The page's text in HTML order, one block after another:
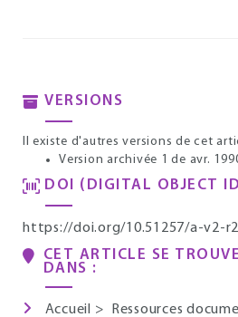
VERSIONS
Il existe d'autres versions de cet
Version archivée 1 de avr.
DOI (DIGITAL OBJECT
https://doi.org/10.51257/a-v2-
CET ARTICLE SE
DANS :
Accueil > Ressources